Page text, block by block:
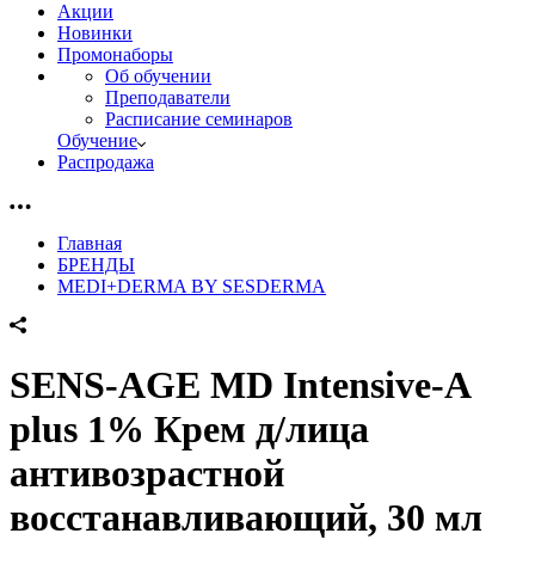
Акции
Новинки
Промонаборы
Об обучении
Преподаватели
Расписание семинаров
Обучение
Распродажа
Главная
БРЕНДЫ
MEDI+DERMA BY SESDERMA
SENS-AGE MD Intensive-A
plus 1% Крем д/лица
антивозрастной
восстанавливающий, 30 мл